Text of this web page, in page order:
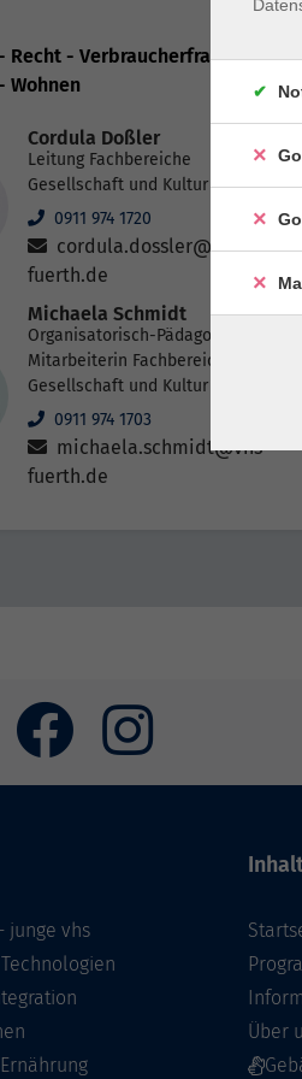
8
Recht - Verbraucherfragen -
Wohnen
10
Cordula Doßler
Leitung Fachbereiche
Gesellschaft und Kultur
0911 974 1720
cordula.dossler@vhs-
fuerth.de
Michaela Schmidt
Organisatorisch-Pädagogische
Mitarbeiterin Fachbereiche
Gesellschaft und Kultur
0911 974 1703
michaela.schmidt@vhs-
fuerth.de
junge vhs
Über